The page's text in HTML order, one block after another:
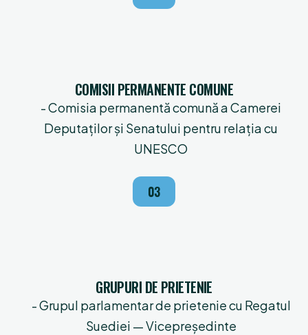
COMISII PERMANENTE COMUNE
- Comisia permanentă comună a Camerei
Deputaţilor şi Senatului pentru relaţia cu
UNESCO
03
GRUPURI DE PRIETENIE
- Grupul parlamentar de prietenie cu Regatul
Suediei — Vicepreşedinte